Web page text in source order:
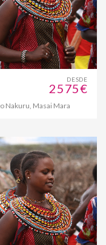
DESDE
2575€
Nakuru, Masai Mara